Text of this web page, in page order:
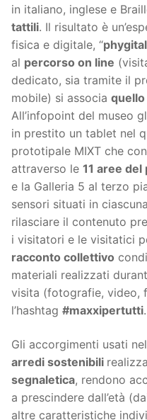
in italiano, inglese e
tattili. Il risultato è
fisica e digitale, “phygital
al percorso on line
dedicato, sia tramite il
mobile) si associa
All’infopoint del museo
in prestito un tablet nel
prototipale MIXT che
attraverso le 11 aree
e la Galleria 5 al terzo
sensori situati in
rilasciare il contenuto
i visitatori e le visitatici
racconto collettivo
materiali realizzati
visita (fotografie, video,
l’hashtag #maxxipertutti.
Gli accorgimenti usati
arredi sostenibili
segnaletica, rendono
a prescindere dall’età
altre caratteristiche